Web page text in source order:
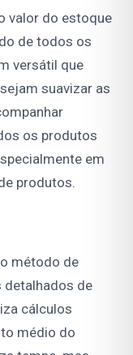
valor do estoque
de todos os
versátil que
suavizar as
os produtos
em
produtos.
método de
detalhados de
cálculos
médio do